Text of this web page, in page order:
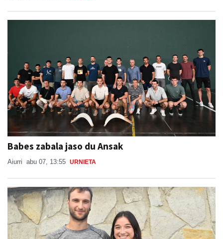
Babes zabala jaso du Ansak
Aiurri abu 07, 13:55 URNIETA